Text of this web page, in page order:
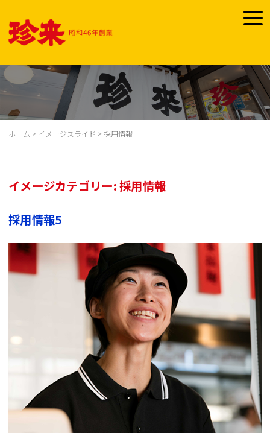
content
ホーム > イメージスライド >採用情報
イメージカテゴリー:採用情報
採用情報5